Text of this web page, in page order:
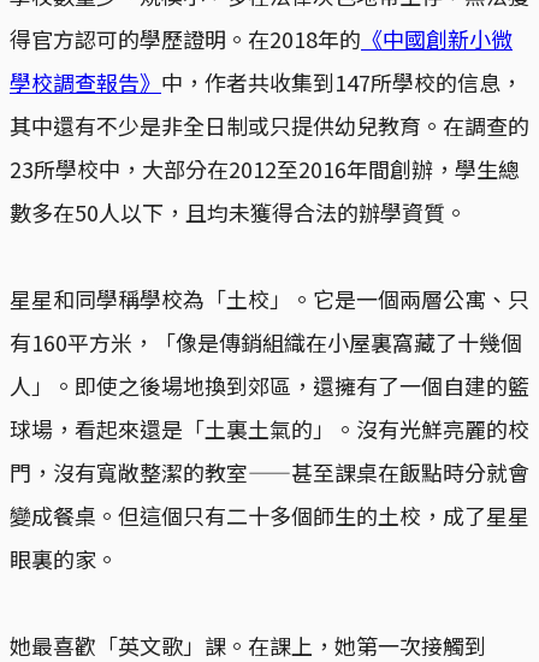
得官方認可的學歷證明。在2018年的 《中國創新小微
學校調查報告》 中，作者共收集到147所學校的信息，
其中還有不少是非全日制或只提供幼兒教育。在調查的
23所學校中，大部分在2012至2016年間創辦，學生總
數多在50人以下，且均未獲得合法的辦學資質。
星星和同學稱學校為「土校」。它是一個兩層公寓、只
有160平方米，「像是傳銷組織在小屋裏窩藏了十幾個
人」。即使之後場地換到郊區，還擁有了一個自建的籃
球場，看起來還是「土裏土氣的」。沒有光鮮亮麗的校
門，沒有寬敞整潔的教室——甚至課桌在飯點時分就會
變成餐桌。但這個只有二十多個師生的土校，成了星星
眼裏的家。
她最喜歡「英文歌」課。在課上，她第一次接觸到